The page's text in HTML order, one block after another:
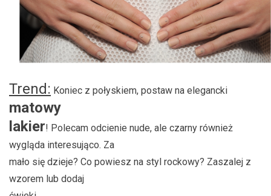
Trend: Koniec z połyskiem, postaw na elegancki
matowy
lakier! Polecam odcienie nude, ale czarny również
wygląda interesująco. Za
mało się dzieje? Co powiesz na styl rockowy? Zaszalej z
wzorem lub dodaj